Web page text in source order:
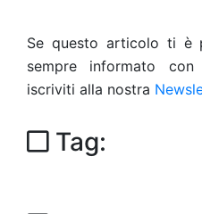
Se questo articolo ti è
sempre informato
iscriviti alla nostra
Tag: